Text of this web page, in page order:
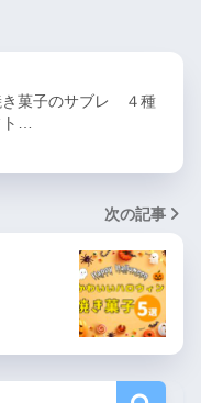
き菓子のサブレ ４種
…
次の記事